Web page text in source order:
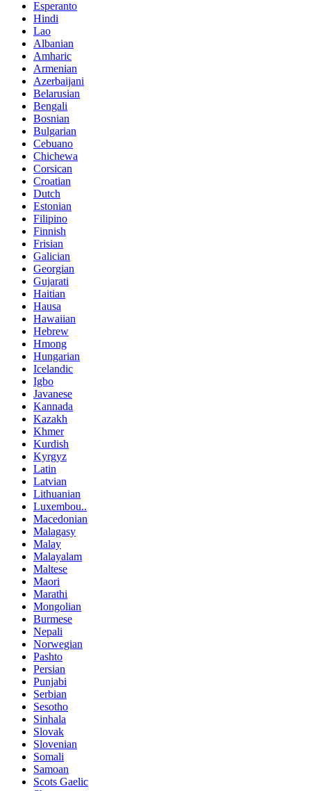
Esperanto
Hindi
Lao
Albanian
Amharic
Armenian
Azerbaijani
Belarusian
Bengali
Bosnian
Bulgarian
Cebuano
Chichewa
Corsican
Croatian
Dutch
Estonian
Filipino
Finnish
Frisian
Galician
Georgian
Gujarati
Haitian
Hausa
Hawaiian
Hebrew
Hmong
Hungarian
Icelandic
Igbo
Javanese
Kannada
Kazakh
Khmer
Kurdish
Kyrgyz
Latin
Latvian
Lithuanian
Luxembou..
Macedonian
Malagasy
Malay
Malayalam
Maltese
Maori
Marathi
Mongolian
Burmese
Nepali
Norwegian
Pashto
Persian
Punjabi
Serbian
Sesotho
Sinhala
Slovak
Slovenian
Somali
Samoan
Scots Gaelic